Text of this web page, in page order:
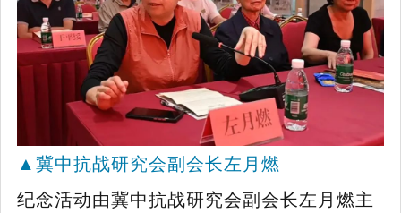
▲ 冀中抗战研究会副会长左月燃
纪念活动由冀中抗战研究会副会长左月燃主